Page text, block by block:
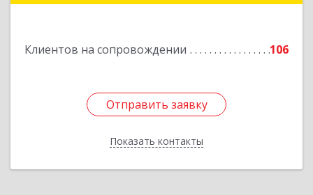
Клиентов на сопровождении 106
Отправить заявку
Показать контакты
Отправить заявку
Назад